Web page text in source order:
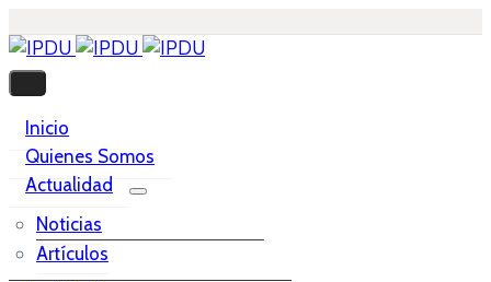
Inicio
Quienes Somos
Actualidad
Noticias
Artículos